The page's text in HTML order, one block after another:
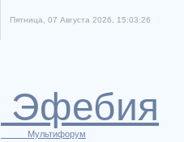
Пятница, 07 Августа 2026, 15:03:26
Эфебия
Мультифорум